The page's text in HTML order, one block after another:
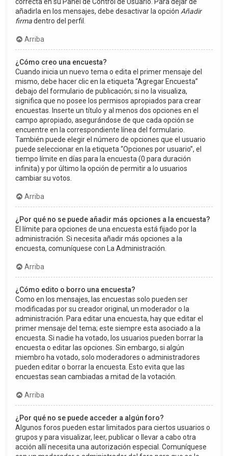
añadirla en los mensajes, debe desactivar la opción Añadir
firmadentro del perfil.
Arriba
¿Cómo creo una encuesta?
Cuando inicia un nuevo tema o edita el primer mensaje del
mismo, debe hacer clic en la etiqueta “Agregar Encuesta”
debajo del formulario de publicación; si no la visualiza,
significa que no posee los permisos apropiados para crear
encuestas. Inserte un título y al menos dos opciones en el
campo apropiado, asegurándose de que cada opción se
encuentre en la correspondiente línea del formulario.
También puede elegir el número de opciones que el usuario
puede seleccionar en la etiqueta “Opciones por usuario”, el
tiempo límite en días para la encuesta (0 para duración
infinita) y por último la opción de permitir a lo usuarios
cambiar su votos.
Arriba
¿Por qué no se puede añadir más opciones a la encuesta?
El límite para opciones de una encuesta está fijado por la
administración. Si necesita añadir más opciones a la
encuesta, comuníquese con La Administración.
Arriba
¿Cómo edito o borro una encuesta?
Como en los mensajes, las encuestas solo pueden ser
modificadas por su creador original, un moderador o la
administración. Para editar una encuesta, hay que editar el
primer mensaje del tema; este siempre esta asociado a la
encuesta. Si nadie ha votado, los usuarios pueden borrar la
encuesta o editar las opciones. Sin embargo, si algún
miembro ha votado, solo moderadores o administradores
pueden editar o borrar la encuesta. Esto evita que las
encuestas sean cambiadas a mitad de la votación.
Arriba
¿Por qué no se puede acceder a algún foro?
Algunos foros pueden estar limitados para ciertos usuarios o
grupos y para visualizar, leer, publicar o llevar a cabo otra
acción allí necesita una autorización especial. Comuníquese